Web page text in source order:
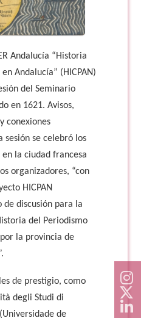
Andalucía “Historia
Andalucía” (HICPAN)
del Seminario
en 1621. Avisos,
conexiones
sesión se celebró los
la ciudad francesa
organizadores, “con
HICPAN
de discusión para la
del Periodismo
la provincia de
de prestigio, como
degli Studi di
de